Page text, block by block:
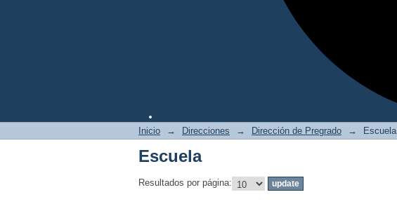
Inicio → Direcciones → Dirección de Pregrado → Escuela
Escuela
Resultados por página: